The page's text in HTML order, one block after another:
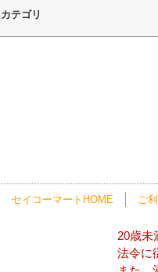
カテゴリ
セイコーマートHOME ご
20歳未
法令に